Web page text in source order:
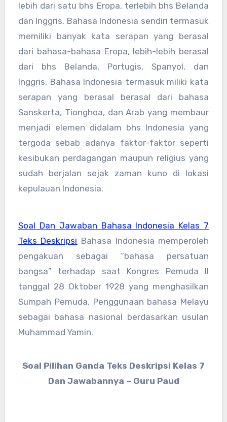
lebih dari satu bhs Eropa, terlebih bhs Belanda
dan Inggris. Bahasa Indonesia sendiri termasuk
memiliki banyak kata serapan yang berasal
dari bahasa-bahasa Eropa, lebih-lebih berasal
dari bhs Belanda, Portugis, Spanyol, dan
Inggris. Bahasa Indonesia termasuk miliki kata
serapan yang berasal berasal dari bahasa
Sanskerta, Tionghoa, dan Arab yang membaur
menjadi elemen didalam bhs Indonesia yang
tergoda sebab adanya faktor-faktor seperti
kesibukan perdagangan maupun religius yang
sudah berjalan sejak zaman kuno di lokasi
kepulauan Indonesia.
Soal Dan Jawaban Bahasa Indonesia Kelas 7
Teks Deskripsi Bahasa Indonesia memperoleh
pengakuan sebagai “bahasa persatuan
bangsa” terhadap saat Kongres Pemuda II
tanggal 28 Oktober 1928 yang menghasilkan
Sumpah Pemuda. Penggunaan bahasa Melayu
sebagai bahasa nasional berdasarkan usulan
Muhammad Yamin.
Soal Pilihan Ganda Teks Deskripsi Kelas 7
Dan Jawabannya – Guru Paud